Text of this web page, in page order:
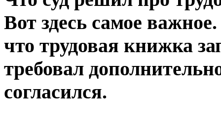
Вот здесь самое
что трудовая книжка
требовал
согласился.